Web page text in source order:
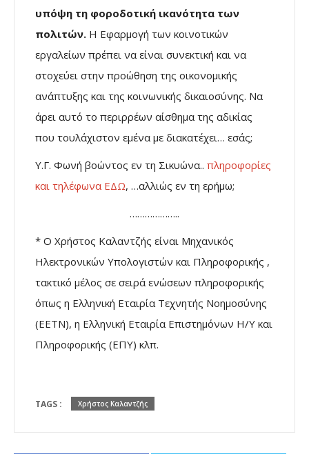
υπόψη τη φοροδοτική ικανότητα των
πολιτών. Η Εφαρμογή των κοινοτικών
εργαλείων πρέπει να είναι συνεκτική και να
στοχεύει στην προώθηση της οικονομικής
ανάπτυξης και της κοινωνικής δικαιοσύνης. Να
άρει αυτό το περιρρέων αίσθημα της αδικίας
που τουλάχιστον εμένα με διακατέχει… εσάς;
Υ.Γ. Φωνή βοώντος εν τη Σικυώνα.. πληροφορίες
και τηλέφωνα ΕΔΩ, …αλλιώς εν τη ερήμω;
………………..
* O Χρήστος Καλαντζής είναι Μηχανικός
Ηλεκτρονικών Υπολογιστών και Πληροφορικής ,
τακτικό μέλος σε σειρά ενώσεων πληροφορικής
όπως η Ελληνική Εταιρία Τεχνητής Νοημοσύνης
(ΕΕΤΝ), η Ελληνική Εταιρία Επιστημόνων Η/Υ και
Πληροφορικής (ΕΠΥ) κλπ.
TAGS : Χρήστος Καλαντζής